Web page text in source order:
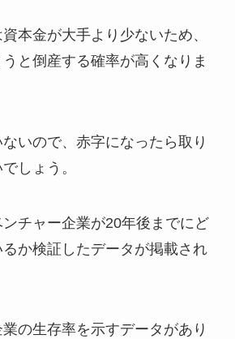
本金が大手より少ないため、
と倒産する確率が高くなりま
いので、赤字になったら取り
しょう。
チャー企業が20年後までにど
か検証したデータが掲載され
業の生存率を示すデータがあり